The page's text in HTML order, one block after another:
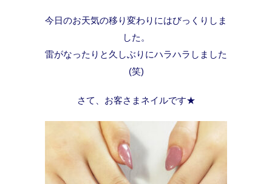
今日のお天気の移り変わりにはびっくりしま
した。
雷がなったりと久しぶりにハラハラしました
(笑)
さて、お客さまネイルです★